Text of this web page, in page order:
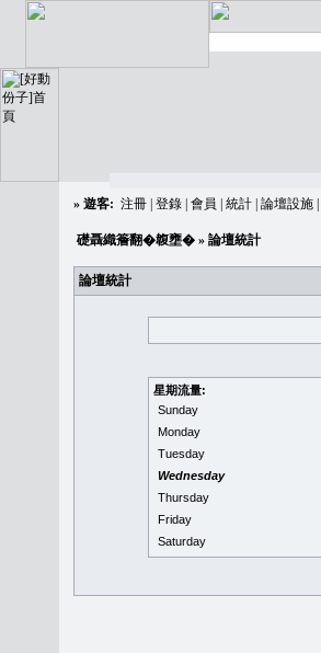
» 遊客: 注冊 登錄 會員 統計 論壇設施
礎聶織簷翻�䪖壅� » 論壇統計
論壇統計
星期流量:
Sunday
Monday
Tuesday
Wednesday
Thursday
Friday
Saturday